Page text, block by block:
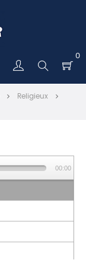
0
Religieux
00:00